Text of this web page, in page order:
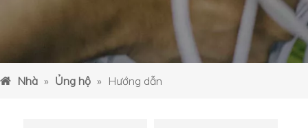
Nhà » Ủng hộ » Hướng dẫn